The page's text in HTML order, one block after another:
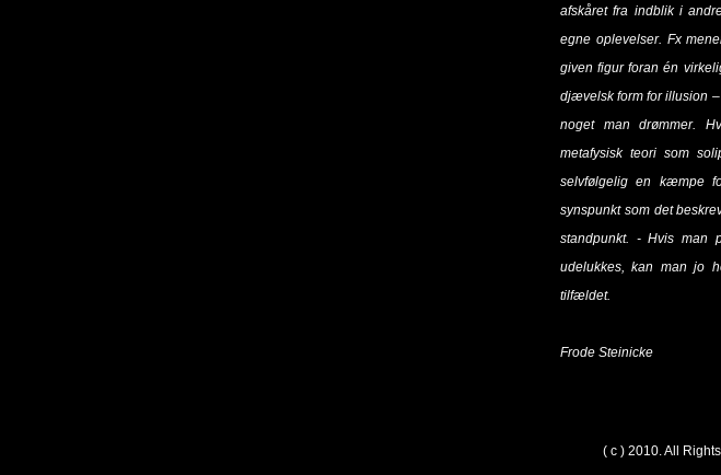
afskåret fra indblik i
egne oplevelser. Fx
given figur foran én
djævelsk form for illusion
noget man drømmer.
metafysisk teori som
selvfølgelig en kæmpe
synspunkt som det
standpunkt. - Hvis man
udelukkes, kan man jo
tilfældet.
Frode Steinicke
( c ) 2010. All